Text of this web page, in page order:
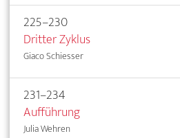
225–230
Dritter Zyklus
Giaco Schiesser
231–234
Aufführung
Julia Wehren